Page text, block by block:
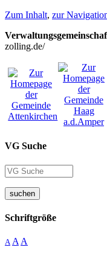
Zum Inhalt, zur
zolling.de/
VG Suche
suchen
Schriftgröße
A A A